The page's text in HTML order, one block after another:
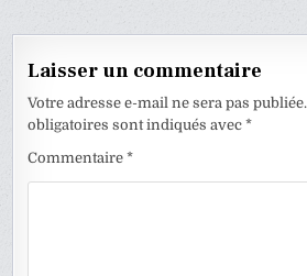
Laisser un commentaire
Votre adresse e-mail ne sera pas publiée.
obligatoires sont indiqués avec*
Commentaire*